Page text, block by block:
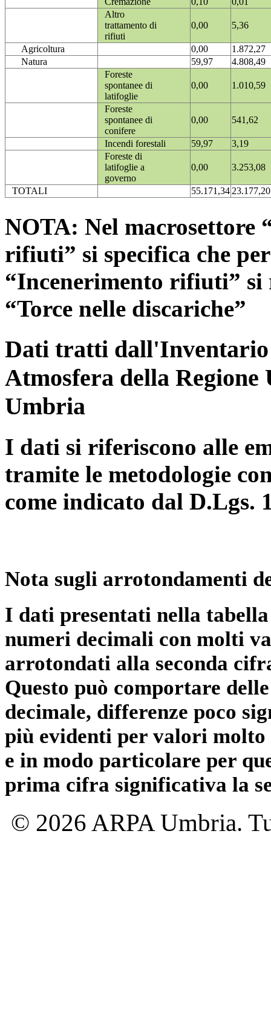
Altro
trattamento di
rifiuti
0,00 5,36
Agricoltura 0,00
1.872,27
Natura
59,97
4.808,49
Foreste
spontanee di
latifoglie
0,00 1.010,59
Foreste
spontanee di
conifere
0,00 541,62
Incendi forestali 59,97
3,19
Foreste di
latifoglie a
governo
0,00 3.253,08
TOTALI 55.171,3423.177,20
NOTA: Nel macrosettore
rifiuti” si specifica che
“Incenerimento rifiuti”
“Torce nelle discariche”
Dati tratti dall'Inventario
Atmosfera della
Umbria
I dati si riferiscono alle
tramite le metodologie
come indicato dal D.Lgs.
Nota sugli arrotondamenti
I dati presentati nella
numeri decimali con molti
arrotondati alla seconda
Questo può comportare
decimale, differenze poco
più evidenti per valori
e in modo particolare per
prima cifra significativa la
© 2026 ARPA Umbria.